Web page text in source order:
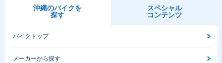
沖縄のバイクを
探す
スペシャル
コンテンツ
バイクトップ
メーカーから探す